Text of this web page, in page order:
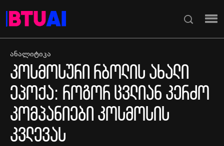
ანალიტიკა
კოსმოსური რბოლის ახალი
ეპოქა: როგორ ცვლიან კერძო
კომპანიები კოსმოსის
კვლევას